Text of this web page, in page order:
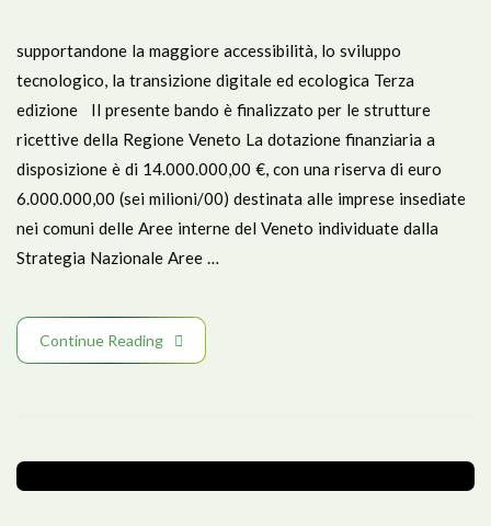
supportandone la maggiore accessibilità, lo sviluppo
tecnologico, la transizione digitale ed ecologica Terza
edizione Il presente bando è finalizzato per le strutture
ricettive della Regione Veneto La dotazione finanziaria a
disposizione è di 14.000.000,00 €, con una riserva di euro
6.000.000,00 (sei milioni/00) destinata alle imprese insediate
nei comuni delle Aree interne del Veneto individuate dalla
Strategia Nazionale Aree …
Continue Reading